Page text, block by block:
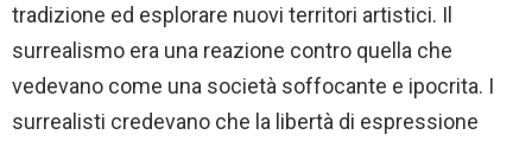
tradizione ed esplorare nuovi territori artistici. Il
surrealismo era una reazione contro quella che
vedevano come una società soffocante e ipocrita. I
surrealisti credevano che la libertà di espressione